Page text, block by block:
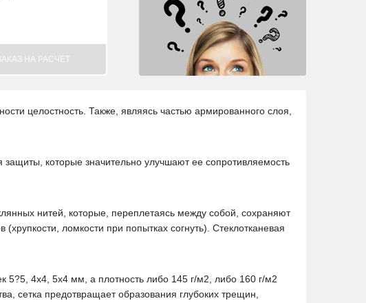
НА РАСЧЕТ
целостность. Также, являясь частью армированного слоя,
которые значительно улучшают ее сопротивляемость
нитей, которые, переплетаясь между собой, сохраняют
ломкости при попытках согнуть). Стеклотканевая
4х4, 5х4 мм, а плотность либо 145 г/м2, либо 160 г/м2
сетка предотвращает образования глубоких трещин,